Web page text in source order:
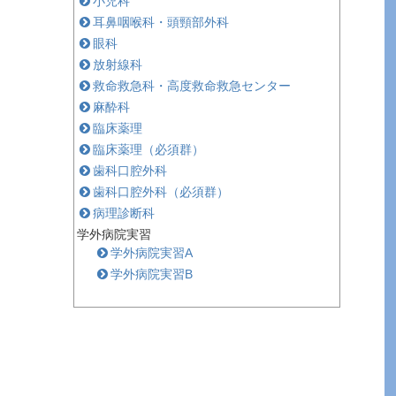
耳鼻咽喉科・頭頸部外科
眼科
放射線科
救命救急科・高度救命救急センター
麻酔科
臨床薬理
臨床薬理（必須群）
歯科口腔外科
歯科口腔外科（必須群）
病理診断科
学外病院実習
学外病院実習A
学外病院実習B